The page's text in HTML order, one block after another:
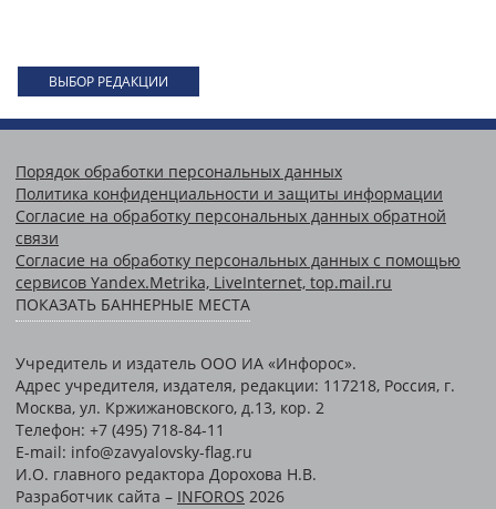
ВЫБОР РЕДАКЦИИ
Порядок обработки персональных данных
Политика конфиденциальности и защиты информации
Согласие на обработку персональных данных обратной
связи
Согласие на обработку персональных данных с помощью
сервисов Yandex.Metrika, LiveInternet, top.mail.ru
ПОКАЗАТЬ БАННЕРНЫЕ МЕСТА
Учредитель и издатель ООО ИА «Инфорос».
Адрес учредителя, издателя, редакции: 117218, Россия, г.
Москва, ул. Кржижановского, д.13, кор. 2
Телефон: +7 (495) 718-84-11
E-mail: info@zavyalovsky-flag.ru
И.О. главного редактора Дорохова Н.В.
Разработчик сайта – INFOROS 2026